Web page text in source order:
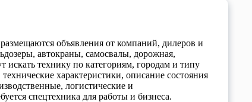
объявления от компаний, дилеров и
автокраны, самосвалы, дорожная,
искать технику по категориям, городам и типу
характеристики, описание состояния
логистические и
спецтехника для работы и бизнеса.